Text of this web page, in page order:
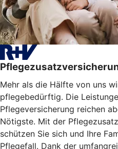
Mehr als die Hälfte von uns
pflegebedürftig. Die
Pflegeversicherung reichen
Nötigste. Mit der
schützen Sie sich und Ihre
Pflegefall. Dank der